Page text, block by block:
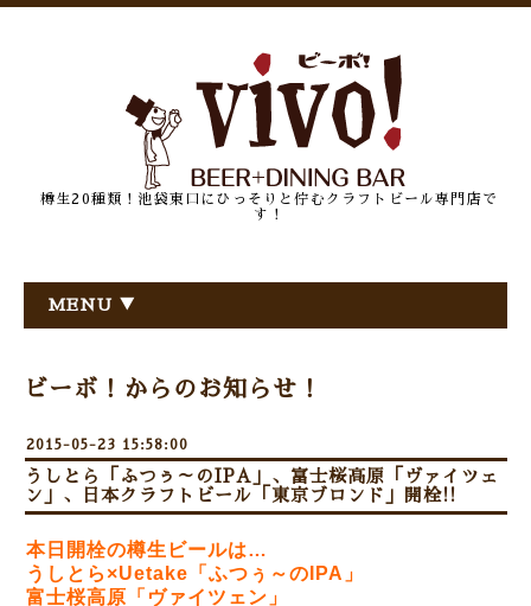
樽生20種類！池袋東口にひっそりと佇むクラフトビール専門店で
す！
MENU ▼
ビーボ！からのお知らせ！
2015-05-23 15:58:00
うしとら「ふつぅ～のIPA」、富士桜高原「ヴァイツェ
ン」、日本クラフトビール「東京ブロンド」開栓!!
本日開栓の樽生ビールは…
うしとら×Uetake「ふつぅ～のIPA」
富士桜高原「ヴァイツェン」